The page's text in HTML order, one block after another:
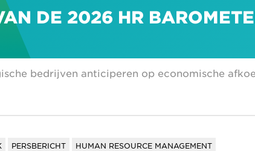
DE 2026 HR
bedrijven anticiperen op economische
PERSBERICHT HUMAN RESOURCE MANAGEMENT